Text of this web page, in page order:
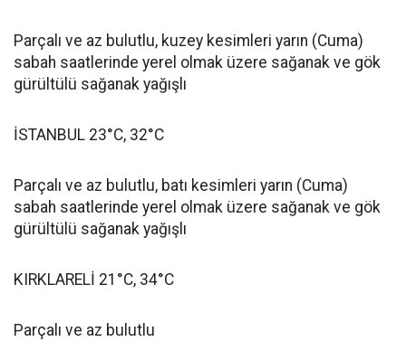
Parçalı ve az bulutlu, kuzey kesimleri yarın (Cuma)
sabah saatlerinde yerel olmak üzere sağanak ve gök
gürültülü sağanak yağışlı
İSTANBUL 23°C, 32°C
Parçalı ve az bulutlu, batı kesimleri yarın (Cuma)
sabah saatlerinde yerel olmak üzere sağanak ve gök
gürültülü sağanak yağışlı
KIRKLARELİ 21°C, 34°C
Parçalı ve az bulutlu